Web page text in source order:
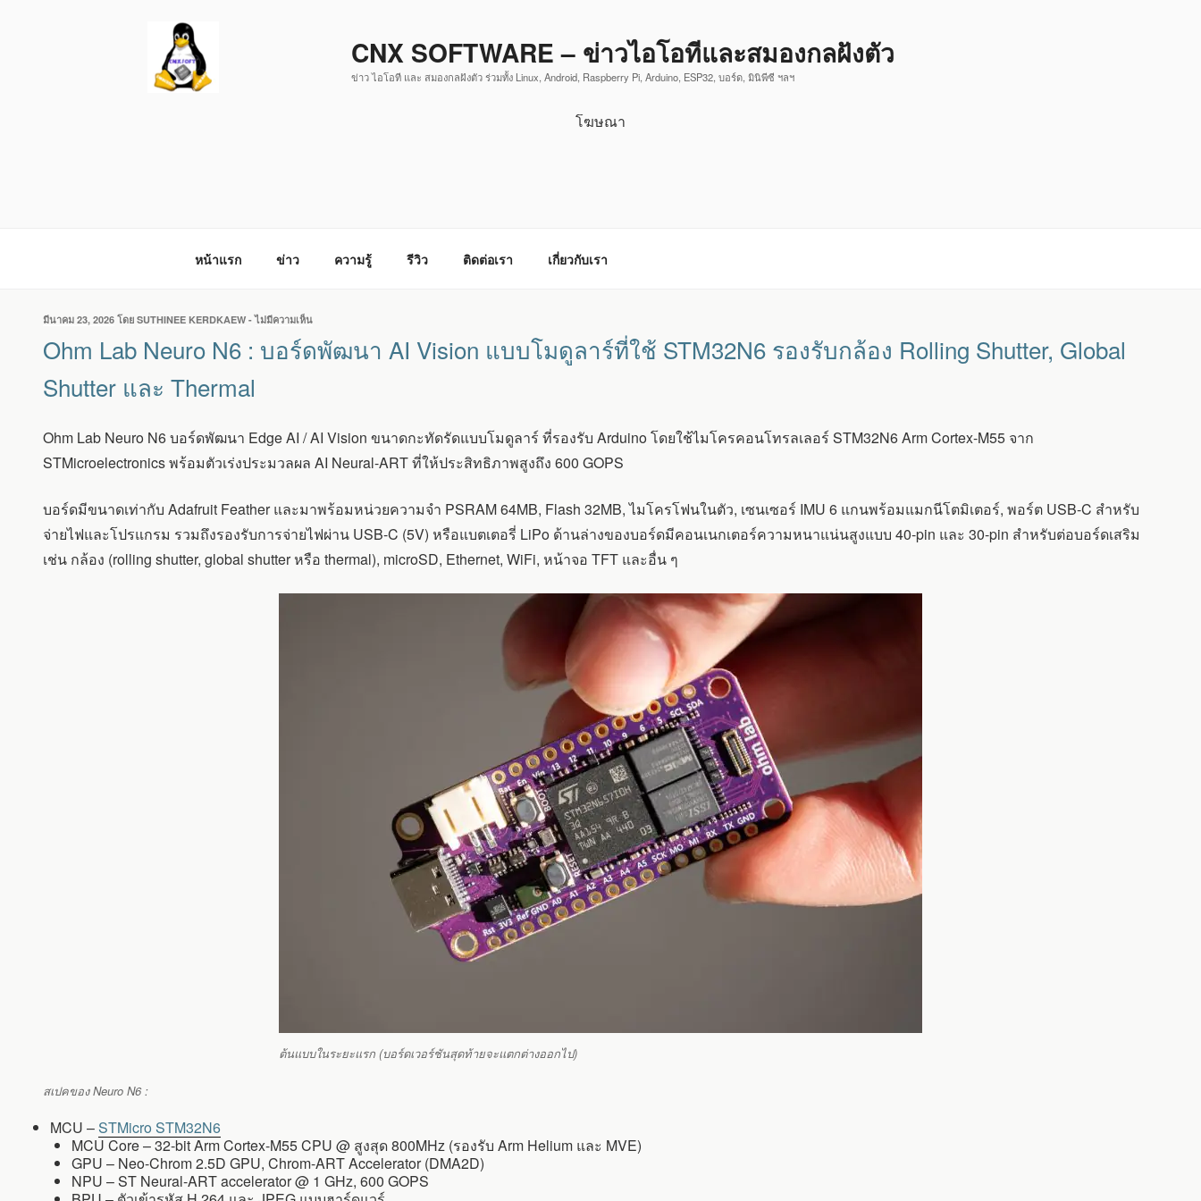
CNX SOFTWARE – ข่าวไอโอทีและสมองกลฝังตัว
ข่าว ไอโอที และ สมองกลฝังตัว ร่วมทั้ง Linux, Android, Raspberry Pi, Arduino, ESP32, บอร์ด, มินิพีซี ฯลฯ
โฆษณา
หน้าแรก ข่าว ความรู้ รีวิว ติดต่อเรา เกี่ยวกับเรา
เขียน
ที่
มีนาคม 23, 2026 โดย SUTHINEE KERDKAEW -ไม่มีความเห็น
LAB
พัฒนา
AI
VISION
โม
ลาร์
ที่
STM32N6
Ohm Lab Neuro N6 : บอร์ดพัฒนา AI Vision แบบโมดูลาร์ที่ใช้ STM32N6 รองรับกล้อง Rolling Shutter, Global
Shutter และ Thermal
Ohm Lab Neuro N6 บอร์ดพัฒนา Edge AI / AI Vision ขนาดกะทัดรัดแบบโมดูลาร์ ที่รองรับ Arduino โดยใช้ไมโครคอนโทรลเลอร์ STM32N6 Arm Cortex-M55 จาก
STMicroelectronics พร้อมตัวเร่งประมวลผล AI Neural-ART ที่ให้ประสิทธิภาพสูงถึง 600 GOPS
บอร์ดมีขนาดเท่ากับ Adafruit Feather และมาพร้อมหน่วยความจำ PSRAM 64MB, Flash 32MB, ไมโครโฟนในตัว, เซนเซอร์ IMU 6 แกนพร้อมแมกนีโตมิเตอร์, พอร์ต USB-C สำหรับ
จ่ายไฟและโปรแกรม รวมถึงรองรับการจ่ายไฟผ่าน USB-C (5V) หรือแบตเตอรี่ LiPo ด้านล่างของบอร์ดมีคอนเนกเตอร์ความหนาแน่นสูงแบบ 40-pin และ 30-pin สำหรับต่อบอร์ดเสริม
เช่น กล้อง (rolling shutter, global shutter หรือ thermal), microSD, Ethernet, WiFi, หน้าจอ TFT และอื่น ๆ
ต้นแบบในระยะแรก (บอร์ดเวอร์ชันสุดท้ายจะแตกต่างออกไป)
สเปคของ Neuro N6 :
MCU –STMicro STM32N6
MCU Core – 32-bit Arm Cortex-M55 CPU @ สูงสุด 800MHz (รองรับ Arm Helium และ MVE)
GPU – Neo-Chrom 2.5D GPU, Chrom-ART Accelerator (DMA2D)
NPU – ST Neural-ART accelerator @ 1 GHz, 600 GOPS